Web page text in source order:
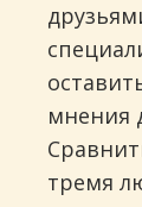
мнения
тремя